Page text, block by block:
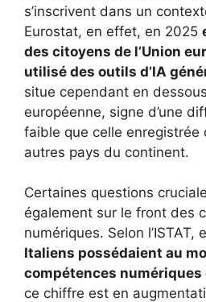
s’inscrivent dans un
Eurostat, en effet, en 2025
des citoyens de l’Union
utilisé des outils d’IA
situe cependant en
européenne, signe d’une
faible que celle enregistrée
autres pays du continent.
Certaines questions
également sur le front des
numériques. Selon l’ISTAT,
Italiens possédaient au
compétences numériques
ce chiffre est en